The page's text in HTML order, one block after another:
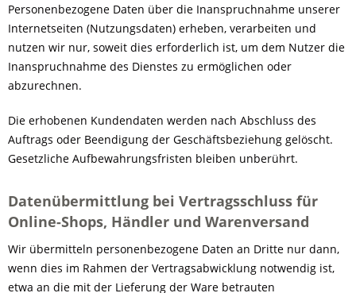
Personenbezogene Daten über die Inanspruchnahme unserer
Internetseiten (Nutzungsdaten) erheben, verarbeiten und
nutzen wir nur, soweit dies erforderlich ist, um dem Nutzer die
Inanspruchnahme des Dienstes zu ermöglichen oder
abzurechnen.
Die erhobenen Kundendaten werden nach Abschluss des
Auftrags oder Beendigung der Geschäftsbeziehung gelöscht.
Gesetzliche Aufbewahrungsfristen bleiben unberührt.
Datenübermittlung bei Vertragsschluss für
Online-Shops, Händler und Warenversand
Wir übermitteln personenbezogene Daten an Dritte nur dann,
wenn dies im Rahmen der Vertragsabwicklung notwendig ist,
etwa an die mit der Lieferung der Ware betrauten